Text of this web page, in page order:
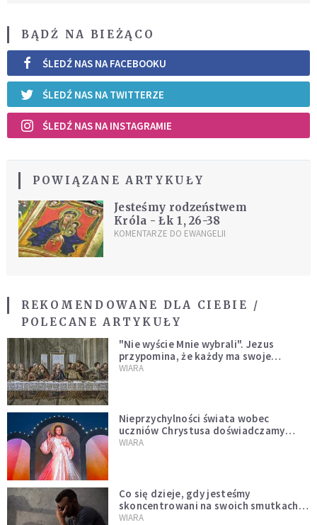
BĄDŹ NA BIEŻĄCO
ŚLEDŹ NAS NA FACEBOOKU
ŚLEDŹ NAS NA TWITTERZE
ŚLEDŹ NAS NA INSTAGRAMIE
POWIĄZANE ARTYKUŁY
Jesteśmy rodzeństwem
Króla - Łk 1, 26-38
KOMENTARZE DO EWANGELII
REKOMENDOWANE DLA CIEBIE /
POLECANE ARTYKUŁY
"Nie wyście Mnie wybrali". Jezus
przypomina, że każdy ma swoje
miejsce i swoją misję
WIARA
Nieprzychylności świata wobec
uczniów Chrystusa doświadczamy
wszyscy, również dzisiaj
WIARA
Co się dzieje, gdy jesteśmy
skoncentrowani na swoich smutkach?
Mówi o tym św. Jan
WIARA